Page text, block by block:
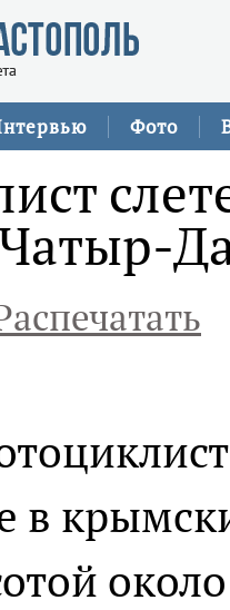
Фото
в